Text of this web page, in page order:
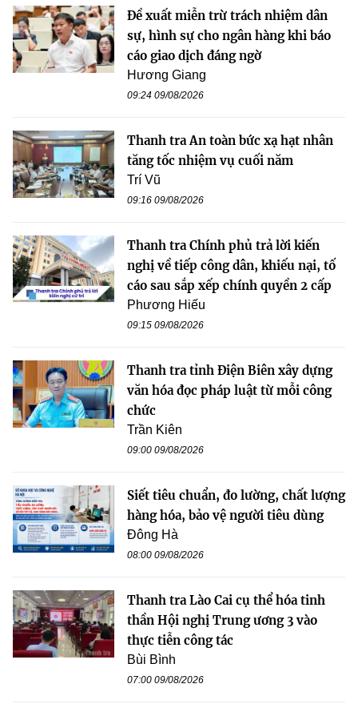
Đề xuất miễn trừ trách nhiệm dân
sự, hình sự cho ngân hàng khi báo
cáo giao dịch đáng ngờ
Hương Giang
09:24 09/08/2026
Thanh tra An toàn bức xạ hạt nhân
tăng tốc nhiệm vụ cuối năm
Trí Vũ
09:16 09/08/2026
Thanh tra Chính phủ trả lời kiến
nghị về tiếp công dân, khiếu nại, tố
cáo sau sắp xếp chính quyền 2 cấp
Phương Hiếu
09:15 09/08/2026
Thanh tra tỉnh Điện Biên xây dựng
văn hóa đọc pháp luật từ mỗi công
chức
Trần Kiên
09:00 09/08/2026
Siết tiêu chuẩn, đo lường, chất lượng
hàng hóa, bảo vệ người tiêu dùng
Đông Hà
08:00 09/08/2026
Thanh tra Lào Cai cụ thể hóa tinh
thần Hội nghị Trung ương 3 vào
thực tiễn công tác
Bùi Bình
07:00 09/08/2026